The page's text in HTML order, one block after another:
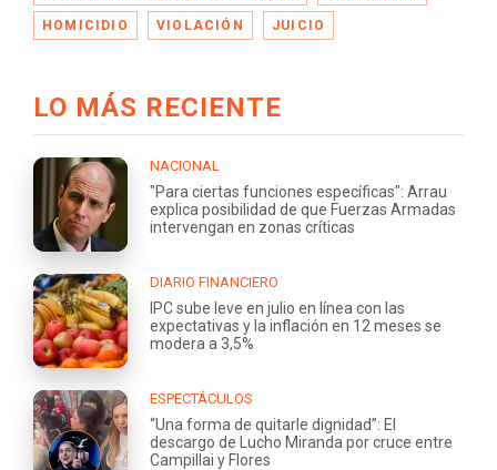
HOMICIDIO VIOLACIÓN JUICIO
LO MÁS RECIENTE
NACIONAL
"Para ciertas funciones específicas": Arrau
explica posibilidad de que Fuerzas Armadas
intervengan en zonas críticas
DIARIO FINANCIERO
IPC sube leve en julio en línea con las
expectativas y la inflación en 12 meses se
modera a 3,5%
ESPECTÁCULOS
“Una forma de quitarle dignidad”: El
descargo de Lucho Miranda por cruce entre
Campillai y Flores